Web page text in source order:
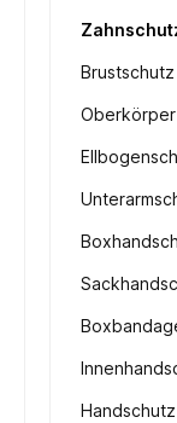
Oberkörper
Handschutz